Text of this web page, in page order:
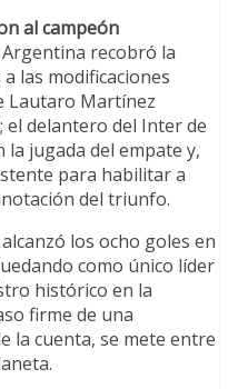
al campeón
recobró la
las modificaciones
Lautaro Martínez
delantero del Inter de
jugada del empate y,
para habilitar a
del triunfo.
los ocho goles en
como único líder
histórico en la
firme de una
la cuenta, se mete entre